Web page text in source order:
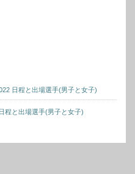
日程と出場選手(男子と女子)
程と出場選手(男子と女子)